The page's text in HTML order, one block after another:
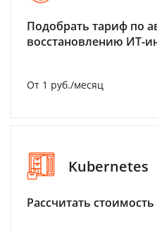
Подобрать тариф по
восстановлению ИТ-
От 1 руб./месяц
Kubernetes
Рассчитать